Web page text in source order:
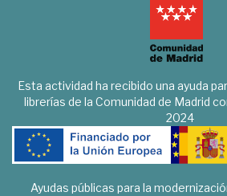
Esta actividad ha recibido una ayuda
librerías de la Comunidad de Madrid
2024
Ayudas públicas para la